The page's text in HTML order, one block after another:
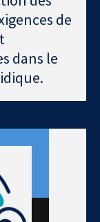
de
dans le